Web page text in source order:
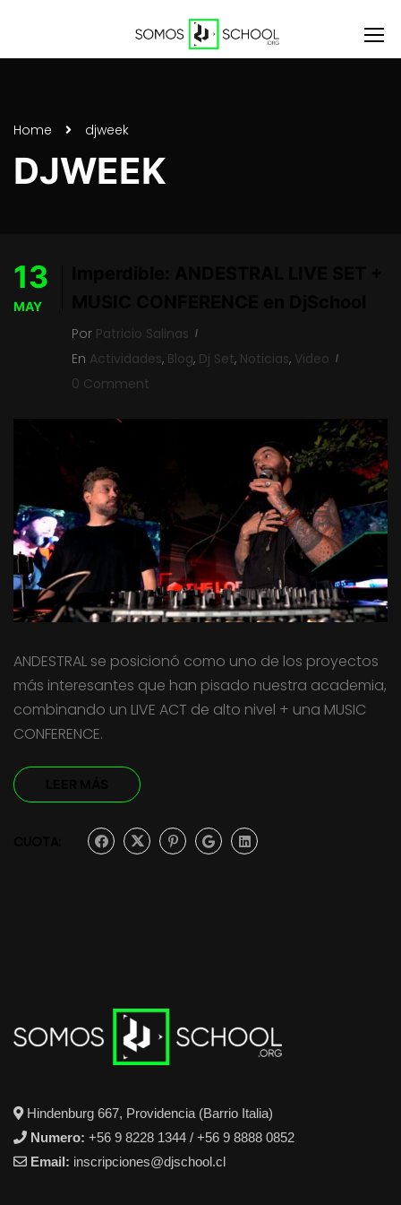
Home djweek
DJWEEK
13
MAY
Por Patricio Salinas
En Actividades, Blog, Dj Set, Noticias, Video
0 Comment
ANDESTRAL se posicionó como uno de los proyectos
más interesantes que han pisado nuestra academia,
combinando un LIVE ACT de alto nivel + una MUSIC
CONFERENCE.
Hindenburg 667, Providencia (Barrio Italia)
Numero: +56 9 8228 1344 / +56 9 8888 0852
Email: inscripciones@djschool.cl